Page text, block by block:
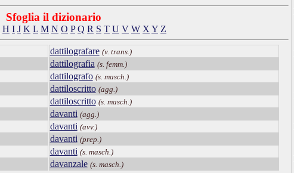
Sfoglia il dizionario
H I J K L M N O P Q R S T U V W X Y Z
dattilografare (v. trans.)
dattilografia (s. femm.)
dattilografo (s. masch.)
dattiloscritto (agg.)
dattiloscritto (s. masch.)
davanti (agg.)
davanti (avv.)
davanti (prep.)
davanti (s. masch.)
davanzale (s. masch.)